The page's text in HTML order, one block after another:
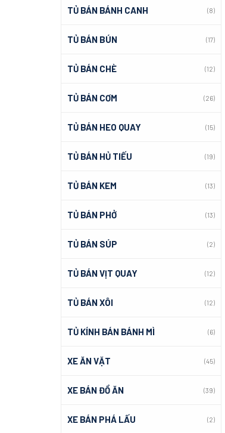
TỦ BÁN BÁNH CANH (8)
TỦ BÁN BÚN (17)
TỦ BÁN CHÈ (12)
TỦ BÁN CƠM (26)
TỦ BÁN HEO QUAY (15)
TỦ BÁN HỦ TIẾU (19)
TỦ BÁN KEM (13)
TỦ BÁN PHỞ (13)
TỦ BÁN SÚP (2)
TỦ BÁN VỊT QUAY (12)
TỦ BÁN XÔI (12)
TỦ KÍNH BÁN BÁNH MÌ (6)
XE ĂN VẶT (45)
XE BÁN ĐỒ ĂN (39)
XE BÁN PHÁ LẤU (2)